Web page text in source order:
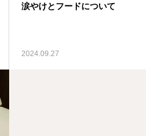
涙やけとフードについて
2024.09.27